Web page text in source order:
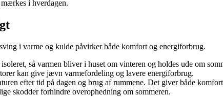
i hverdagen.
i varme og kulde påvirker både komfort og energiforbrug.
så varmen bliver i huset om vinteren og holdes ude om
kan give jævn varmefordeling og lavere energiforbrug.
efter tid på dagen og brug af rummene. Det giver både
skodder forhindre overophedning om sommeren.